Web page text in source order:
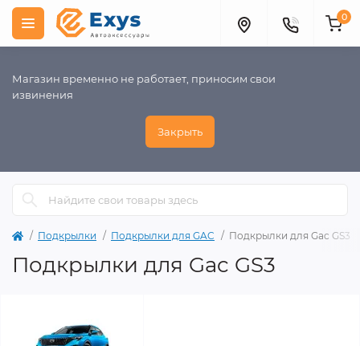
Магазин временно не работает, приносим свои
извинения
Закрыть
0
Подкрылки Подкрылки для GAC Подкрылки для Gac GS3
Подкрылки для Gac GS3